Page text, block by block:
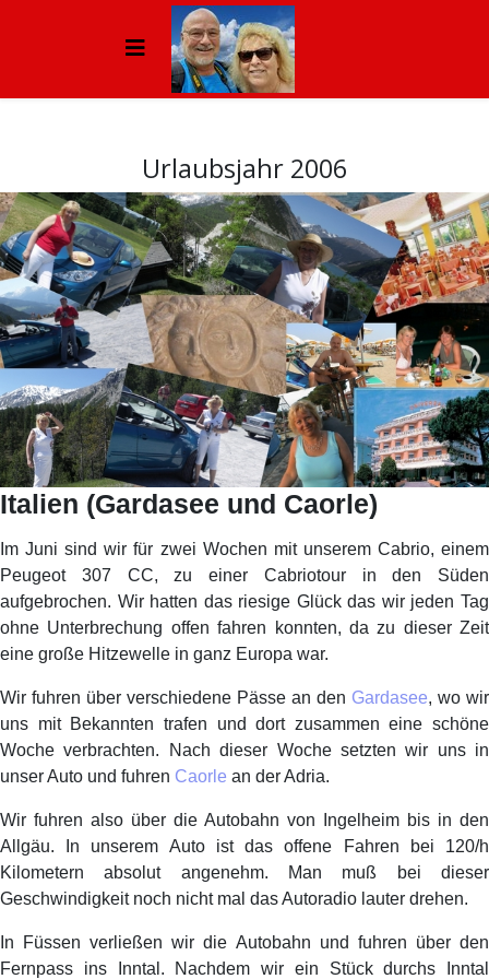
Urlaubsjahr 2006
Italien (Gardasee und Caorle)
Im Juni sind wir für zwei Wochen mit unserem Cabrio, einem
Peugeot 307 CC, zu einer Cabriotour in den Süden
aufgebrochen. Wir hatten das riesige Glück das wir jeden Tag
ohne Unterbrechung offen fahren konnten, da zu dieser Zeit
eine große Hitzewelle in ganz Europa war.
Wir fuhren über verschiedene Pässe an den Gardasee, wo wir
uns mit Bekannten trafen und dort zusammen eine schöne
Woche verbrachten. Nach dieser Woche setzten wir uns in
unser Auto und fuhren Caorle an der Adria.
Wir fuhren also über die Autobahn von Ingelheim bis in den
Allgäu. In unserem Auto ist das offene Fahren bei 120/h
Kilometern absolut angenehm. Man muß bei dieser
Geschwindigkeit noch nicht mal das Autoradio lauter drehen.
In Füssen verließen wir die Autobahn und fuhren über den
Fernpass ins Inntal. Nachdem wir ein Stück durchs Inntal